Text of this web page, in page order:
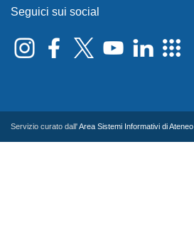
Seguici sui social
Servizio curato dall'Area Sistemi Informativi di Ateneo